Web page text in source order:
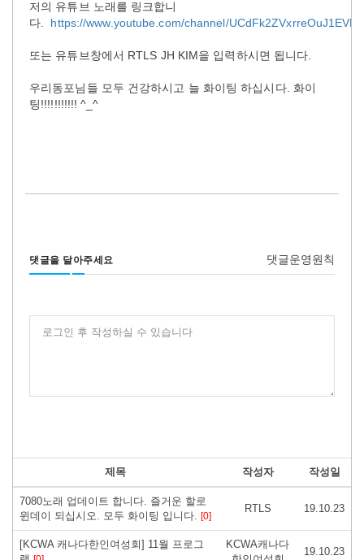
저의 유튜브 노래를 링크합니
다. https://www.youtube.com/channel/
또는 유튜브창에서 RTLS JH KIM을 입력하시면 됩니다.
우리동포님들 모두 건강하시고 늘 화이팅 하십시다. 화이
팅!!!!!!!!!!! ^_^
댓글을 달아주세요 댓글운영원칙
로그인 후 작성하실 수 있습니다
제목 작성자 작성일
7080노래 업데이트 합니다. 즐거운 할로
윈데이 되십시오. 모두 화이팅 입니다. [0]
RTLS 19.10.23
[KCWA 캐나다한인여성회] 11월 프로그
KCWA캐나다
19.10.23